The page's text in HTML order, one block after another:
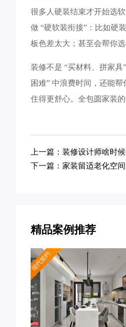
很多人硬装结束才开始选
做 “硬软装衔接”：比如硬
板色差太大；甚至会帮你
装修不是 “买材料、拼家具
困难” 中浪费时间，还能
住得更舒心。全包圆家装
上一篇：装修设计师啥时
下一篇：家装留适老化空间
精品案例推荐
现代简约